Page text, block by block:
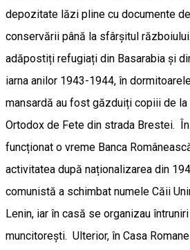
depozitate lăzi pline cu documente
conservării până la sfârșitul
adăpostiți refugiați din Basarabia și
iarna anilor 1943-1944, în
mansardă au fost găzduiți copiii de
Ortodox de Fete din strada Brestei.
funcționat o vreme Banca
activitatea după naționalizarea din
comunistă a schimbat numele Căii
Lenin, iar în casă se organizau
muncitorești. Ulterior, în Casa